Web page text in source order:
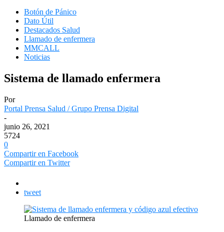
Botón de Pánico
Dato Útil
Destacados Salud
Llamado de enfermera
MMCALL
Noticias
Sistema de llamado enfermera
Por
Portal Prensa Salud / Grupo Prensa Digital
-
junio 26, 2021
5724
0
Compartir en Facebook
Compartir en Twitter
tweet
Llamado de enfermera